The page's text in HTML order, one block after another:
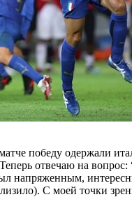
победу одержали
отвечаю на вопрос:
напряженным,
С моей точки